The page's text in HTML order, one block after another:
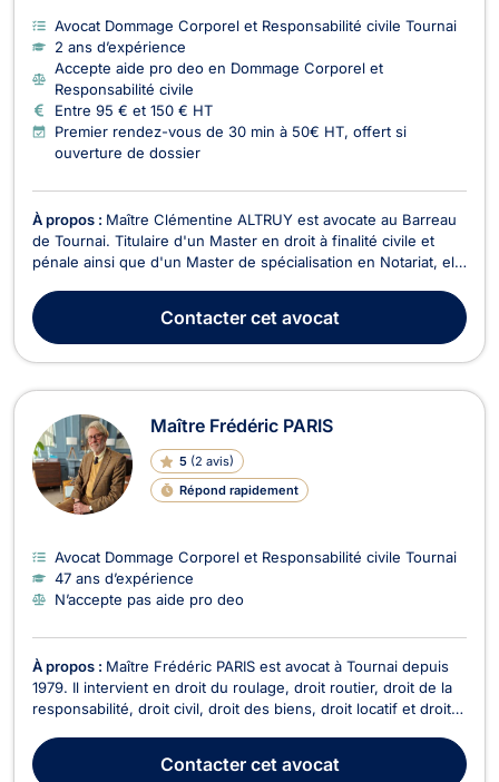
Avocat Dommage Corporel et Responsabilité civile Tournai
2 ans d’expérience
Accepte aide pro deo en Dommage Corporel et
Responsabilité civile
Entre 95 € et 150 € HT
Premier rendez-vous de 30 min à 50€ HT, offert si
ouverture de dossier
À propos : Maître Clémentine ALTRUY est avocate au Barreau
de Tournai. Titulaire d'un Master en droit à finalité civile et
pénale ainsi que d'un Master de spécialisation en Notariat, elle
rigueur, disponibilité et engagement dans la défense de leurs
droits et de leurs intérêts. En...
Contactercet avocat
Maître Frédéric PARIS
5 (2 avis)
Répond rapidement
Avocat Dommage Corporel et Responsabilité civile Tournai
47 ans d’expérience
N’accepte pas aide pro deo
À propos : Maître Frédéric PARIS est avocat à Tournai depuis
1979. Il intervient en droit du roulage, droit routier, droit de la
responsabilité, droit civil, droit des biens, droit locatif et droit
accompagne dans les procédures applicables en cas de
conduite sans permis et de conduit...
Contactercet avocat